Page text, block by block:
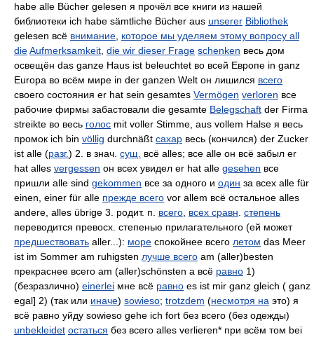
habe alle Bücher gelesen я прочёл все книги из нашей
библиотеки ich habe sämtliche Bücher aus unserer Bibliothek
gelesen всё внимание которое мы уделяем этому вопросу all
dieAufmerksamkeit die wir dieser Frage schenken весь дом
освещён das ganze Haus ist beleuchtet во всей Европе in ganz
Europa во всём мире in der ganzen Welt он лишился всего
своего состояния er hat sein gesamtes Vermögen verloren все
рабочие фирмы забастовали die gesamte Belegschaft der Firma
streikte во весь голос mit voller Stimme, aus vollem Halse я весь
промок ich bin völlig durchnäßt сахар весь (кончился) der Zucker
ist alle (разг.) 2. в знач. сущ.
всё alles; все alle он всё забыл er
hat alles vergessen он всех увидел er hat alle gesehen все
пришли alle sind gekommen все за одного и один за всех alle für
einen, einer für alle прежде всего vor allem всё остальное alles
andere, alles übrige 3. родит. п. всего всех сравн степень
переводится превосх. степенью прилагательного (ей может
предшествовать aller...): море спокойнее всего летом das Meer
ist im Sommer am ruhigsten лучше всего am (aller)besten
прекраснее всего am (aller)schönsten а всё равно 1)
(безразлично) einerlei мне всё равно es ist mir ganz gleich ( ganz
egal] 2) (так или иначе) sowieso; trotzdem (несмотря на это) я
всё равно уйду sowieso gehe ich fort без всего (без одежды)
unbekleidet остаться без всего alles verlieren* при всём том bei